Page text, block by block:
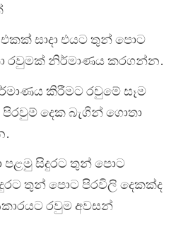
සාදා එයට තුන් පොට
රවුමක් නිර්මාණය කරගන්න.
කිරීමට රවුමේ සෑම
දෙක බැගින් ගොතා
පළමු සිදුරට තුන් පොට
තුන් පොට පිරවිලි දෙකක්ද
රවුම අවසන්